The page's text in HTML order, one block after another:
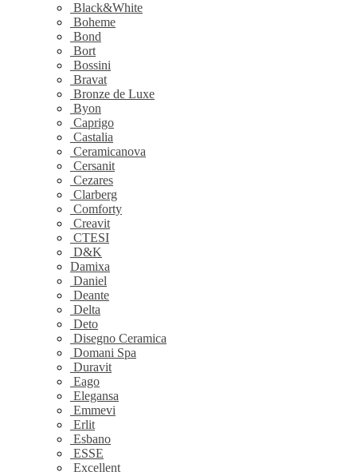
Black&White
Boheme
Bond
Bort
Bossini
Bravat
Bronze de Luxe
Byon
Caprigo
Castalia
Ceramicanova
Cersanit
Cezares
Clarberg
Comforty
Creavit
CTESI
D&K
Damixa
Daniel
Deante
Delta
Deto
Disegno Ceramica
Domani Spa
Duravit
Eago
Elegansa
Emmevi
Erlit
Esbano
ESSE
Excellent